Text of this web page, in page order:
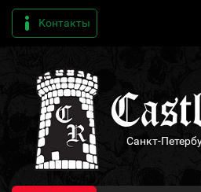
Контакты
Санкт-